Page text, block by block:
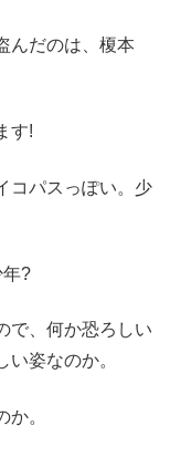
んだのは、榎本
す!
コパスっぽい。少
年?
で、何か恐ろしい
姿なのか。
。